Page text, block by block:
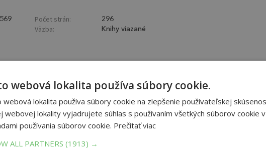
Počet strán: 296
Väzba: Knihy viazané
webová lokalita používa súbory cookie.
webová lokalita používa súbory cookie na zlepšenie používateľskej
webovej lokality vyjadrujete súhlas s používaním všetkých súborov cookie
používania súborov cookie. Prečítať viac
ALL PARTNERS (1913) →